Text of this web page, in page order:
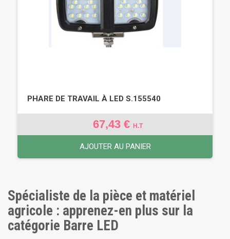
PHARE DE TRAVAIL À LED S.155540
67,43 € H.T
AJOUTER AU PANIER
Spécialiste de la pièce et matériel
agricole : apprenez-en plus sur la
catégorie Barre LED